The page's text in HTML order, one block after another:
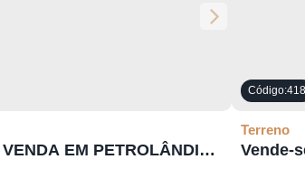
EM PETROLÂNDIA-
418
Vende-
Terreno